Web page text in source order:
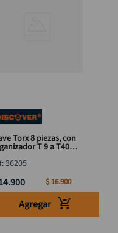
Torx 8 piezas, con
T 9 a T40
:36205
.900 $16.900
Agregar